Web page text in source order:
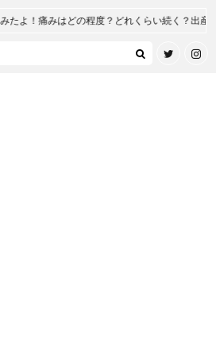
みはどの程度？どれくらい続く？出産とどっち